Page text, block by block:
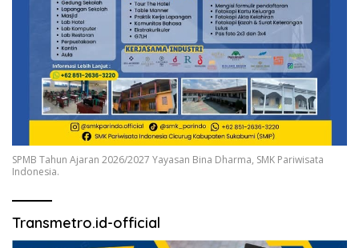
SPMB Tahun Ajaran 2026/2027 Yayasan Bina Dharma, SMK Pariwisata
Indonesia.
Transmetro.id-official